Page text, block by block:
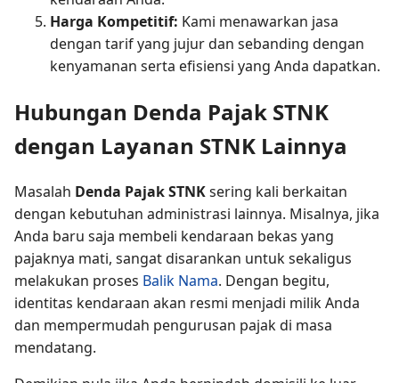
Harga Kompetitif: Kami menawarkan jasa
dengan tarif yang jujur dan sebanding dengan
kenyamanan serta efisiensi yang Anda dapatkan.
Hubungan Denda Pajak STNK
dengan Layanan STNK Lainnya
Masalah Denda Pajak STNKsering kali berkaitan
dengan kebutuhan administrasi lainnya. Misalnya, jika
Anda baru saja membeli kendaraan bekas yang
pajaknya mati, sangat disarankan untuk sekaligus
melakukan proses Balik Nama. Dengan begitu,
identitas kendaraan akan resmi menjadi milik Anda
dan mempermudah pengurusan pajak di masa
mendatang.